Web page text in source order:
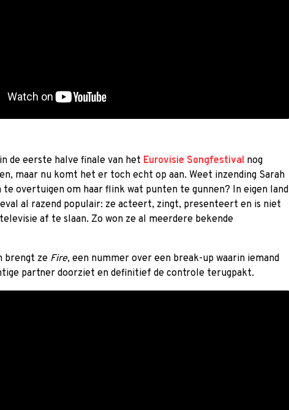
de eerste halve finale van het Eurovisie Songfestival nog
maar nu komt het er toch echt op aan. Weet inzending Sarah
te overtuigen om haar flink wat punten te gunnen? In eigen land
al razend populair: ze acteert, zingt, presenteert en is niet
af te slaan. Zo won ze al meerdere bekende
brengt ze Fire, een nummer over een break-up waarin iemand
partner doorziet en definitief de controle terugpakt.